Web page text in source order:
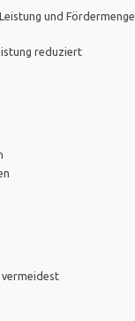
und Fördermenge
reduziert
vermeidest